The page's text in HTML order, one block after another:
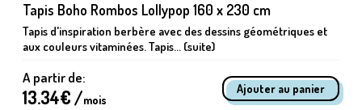
Tapis Boho Rombos Lollypop 160 x 230 cm
Tapis d'inspiration berbère avec des dessins géométriques et
aux couleurs vitaminées. Tapis... (suite)
A partir de:
13.34€ /mois